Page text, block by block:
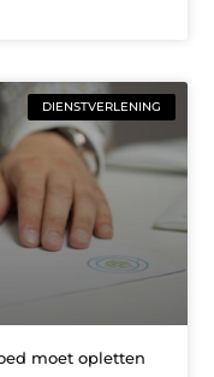
DIENSTVERLENING
moet opletten